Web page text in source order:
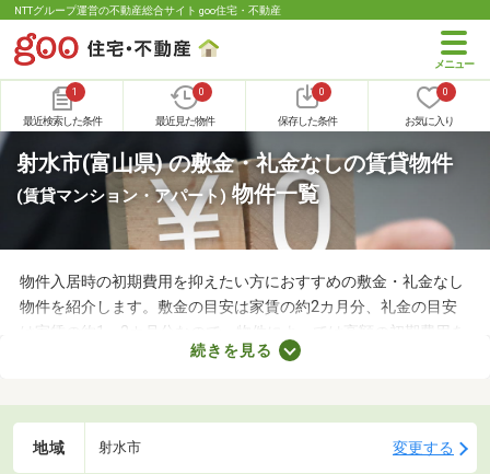
NTTグループ運営の不動産総合サイト goo住宅・不動産
1
最近検索した条件
0
最近見た物件
0
保存した条件
0
お気に入り
射水市(富山県) の敷金・礼金なしの賃貸物件
(賃貸マンション・アパート) 物件一覧
物件入居時の初期費用を抑えたい方におすすめの敷金・礼金なし
物件を紹介します。敷金の目安は家賃の約2カ月分、礼金の目安
は家賃の約1～2カ月分なので、物件によっては高額の初期費用を
用意しなければなりません。新生活に必要な家具や家電、インテ
部屋を見つけましょう。
続きを見る
地域 射水市 変更する